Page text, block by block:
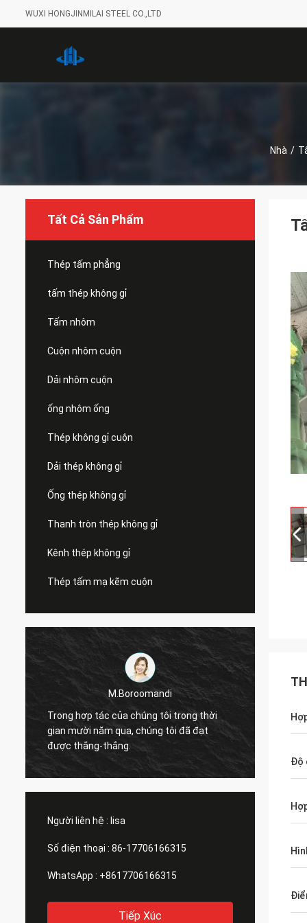
WUXI HONGJINMILAI STEEL CO.,LTD
Nhà /
Tất Cả Sản Phẩm
Thép tấm phẳng
tấm thép không gỉ
Tấm nhôm
Cuộn nhôm cuộn
Dải nhôm cuộn
ống nhôm ống
Thép không gỉ cuộn
Dải thép không gỉ
Ống thép không gỉ
Thanh tròn thép không gỉ
Kênh thép không gỉ
Thép tấm mạ kẽm cuộn
M.Boroomandi
Trong hợp tác của chúng tôi trong thời
gian mười năm qua, chúng tôi đã đạt
được thắng-thắng.
Trong hợp tác
gian mười năm
Người liên hệ : lisa
Số điện thoại : 86-17706166315
WhatsApp : +8617706166315
Tiếp Xúc
Độ